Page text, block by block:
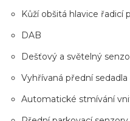
Kůží obšitá hlavice řadicí
DAB
Dešťový a světelný
Vyhřívaná přední sedadla
Automatické stmívání